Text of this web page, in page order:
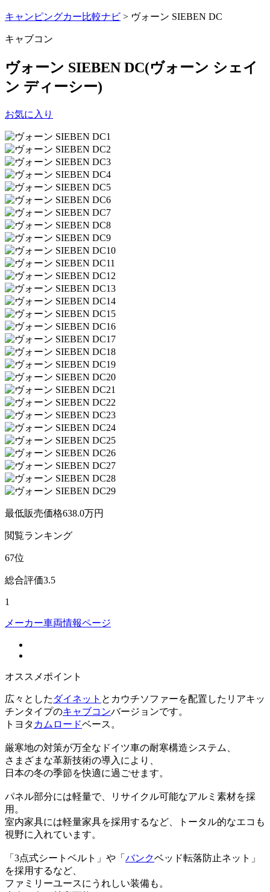
キャンピングカー比較ナビ > ヴォーン SIEBEN DC
キャブコン
ヴォーン SIEBEN DC(ヴォーン シェイ
ン ディーシー)
お気に入り
最低販売価格638.0万円
閲覧ランキング
67位
総合評価3.5
1
メーカー車両情報ページ
オススメポイント
広々とした ダイネット とカウチソファーを配置したリアキッ
チンタイプのキャブコンバージョンです。
トヨタ カムロードベース。
厳寒地の対策が万全なドイツ車の耐寒構造システム、
さまざまな革新技術の導入により、
日本の冬の季節を快適に過ごせます。
パネル部分には軽量で、リサイクル可能なアルミ素材を採
用。
室内家具には軽量家具を採用するなど、トータル的なエコも
視野に入れています。
「3点式シートベルト」や「 バンクベッド転落防止ネット」
を採用するなど、
ファミリーユースにうれしい装備も。